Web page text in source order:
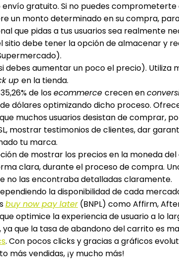
gratuito. Si no puedes
un monto determinado en su compra,
que pidas a tus usuarios sea realmente
sitio debe tener la opción de almacenar
debes aumentar un poco el precio).
up en la tienda.
de losecommerce crecen en
dólares optimizando dicho proceso.
muchos usuarios desistan de
mostrar testimonios de clientes, dar
tu marca.
de mostrar los precios en la moneda
clara, durante el proceso de compra.
no las encontraba detalladas claramente.
la disponibilidad de cada
buy now pay later (BNPL) como Affirm,
que optimice la experiencia de usuario a lo
que la tasa de abandono del carrito es
. Con pocos clicks y gracias a gráficos
más vendidas, ¡y mucho más!